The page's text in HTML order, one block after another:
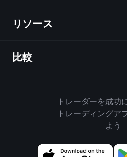
ラーニングハブ
メッセンジャー
外国為替
指数
アフィリエイトプログラム
企業情報
Playtradeについて
ウィジェット
リソース
ヘルプセンター
ハウスルール
クッキーポリシー
比較
TradingView
トレーダーを成功
トレーディングア
よう